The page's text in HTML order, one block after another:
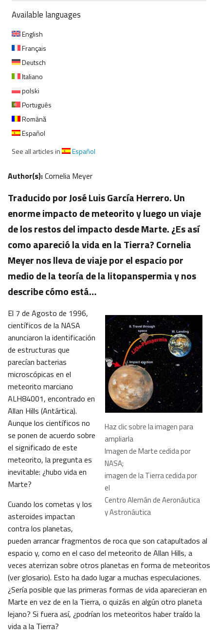
Available languages
English
Français
Deutsch
Italiano
polski
Português
Română
Español
See all articles in
Español
Author(s):Cornelia Meyer
Traducido por José Luis García Herrero. Un
enorme impacto de meteorito y luego un viaje
de los restos del impacto desde Marte. ¿Es así
como apareció la vida en la Tierra? Cornelia
Meyer nos lleva de viaje por el espacio por
medio de la teoría de la litopanspermia y nos
describe cómo está…
Haz clic sobre la imagen para
ampliarla
Imagen de Marte cedida por
NASA;
imagen de la Tierra cedida por
el
Centro Alemán de Aeronáutica
y Astronáutica
El 7 de Agosto de 1996,
científicos de la NASA
anunciaron la identificación
de estructuras que
parecían bacterias
microscópicas en el
meteorito marciano
ALH84001, encontrado en
Allan Hills (Antártica).
Aunque los científicos no
se ponen de acuerdo sobre
el significado de este
meteorito, la pregunta es
inevitable: ¿hubo vida en
Marte?
Cuando los cometas y los
asteroides impactan
contra los planetas,
pueden arrancar fragmentos de roca que son catapultados al
espacio y, como en el caso del meteorito de Allan Hills, a
veces aterrizan sobre otros planetas en forma de meteoritos
(ver glosario). Esto ha dado lugar a muchas especulaciones.
¿Sería posible que las primeras formas de vida aparecieran en
Marte en vez de en la Tierra, o quizás en algún otro planeta
lejano? Si fuera así, ¿podrían los meteoritos haber traído la
vida a la Tierra?